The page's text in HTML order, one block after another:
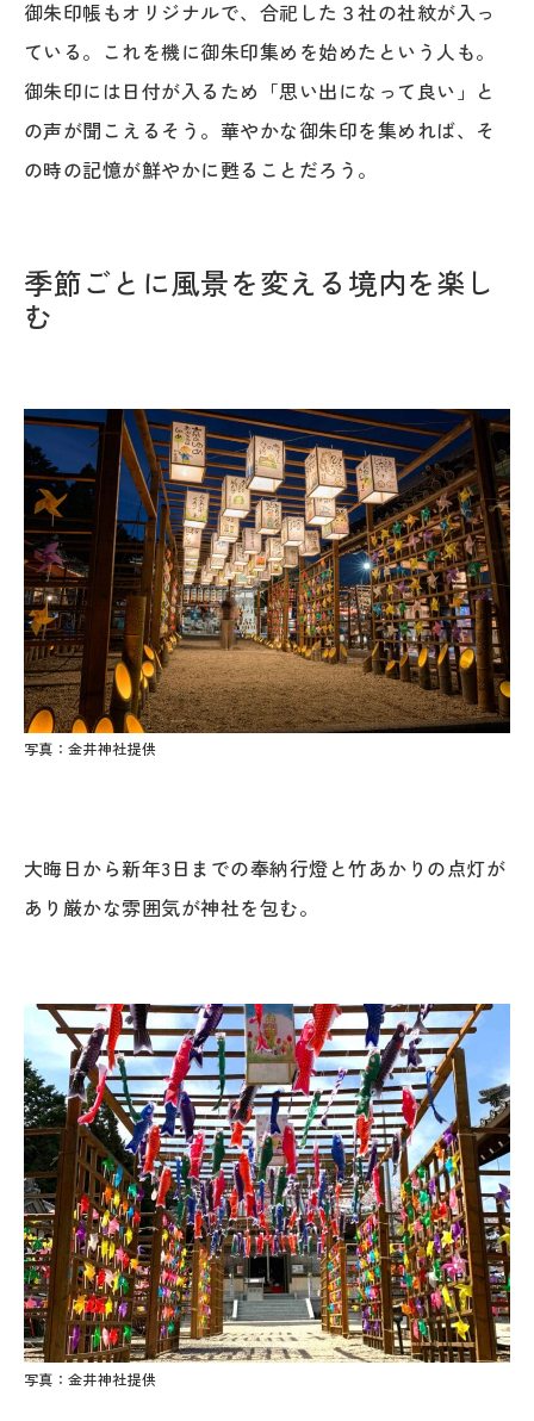
御朱印帳もオリジナルで、合祀した３社の社紋が入っ
ている。これを機に御朱印集めを始めたという人も。
御朱印には日付が入るため「思い出になって良い」と
の声が聞こえるそう。華やかな御朱印を集めれば、そ
の時の記憶が鮮やかに甦ることだろう。
季節ごとに風景を変える境内を楽し
む
写真：金井神社提供
大晦日から新年3日までの奉納行燈と竹あかりの点灯が
あり厳かな雰囲気が神社を包む。
写真：金井神社提供